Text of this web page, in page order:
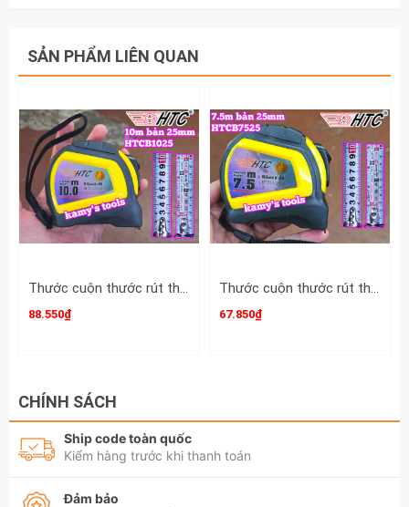
SẢN PHẨM LIÊN QUAN
Thước cuộn thước rút thước kéo 10m 10 mét bản 25mm HTC HiLock-25 model HTCB1025 tự động khóa
88.550₫
Thước cuộn thước rút thước kéo 7.5m 7.5 mét bản 25mm HTC HiLock-25 model HTCB7525 tự động khóa
67.850₫
CHÍNH SÁCH
Ship code toàn quốc
Kiểm hàng trước khi thanh toán
Đảm bảo